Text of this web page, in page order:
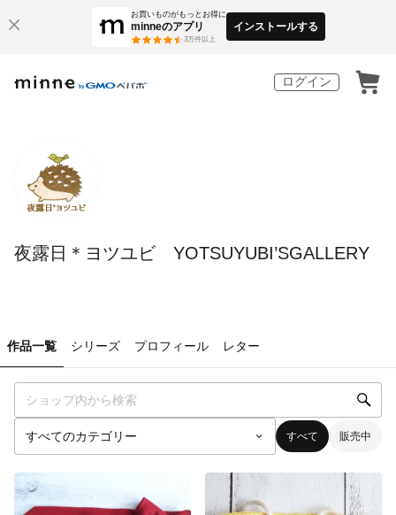
お買いものがもっとお得に
minneのアプリ
3万件以上
インストールする
ログイン
夜露日＊ヨツユビ YOTSUYUBI’SGALLERY
作品一覧 シリーズ プロフィール レター
すべて 販売中